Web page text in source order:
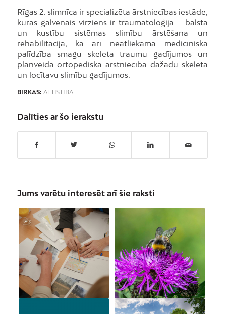
Rīgas 2. slimnīca ir specializēta ārstniecības iestāde,
kuras galvenais virziens ir traumatoloģija – balsta
un kustību sistēmas slimību ārstēšana un
rehabilitācija, kā arī neatliekamā medicīniskā
palīdzība smagu skeleta traumu gadījumos un
plānveida ortopēdiskā ārstniecība dažādu skeleta
un locītavu slimību gadījumos.
BIRKAS: ATTĪSTĪBA
Dalīties ar šo ierakstu
Jums varētu interesēt arī šie raksti